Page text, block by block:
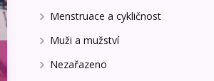
Menstruace a cykličnost
Muži a mužství
Nezařazeno